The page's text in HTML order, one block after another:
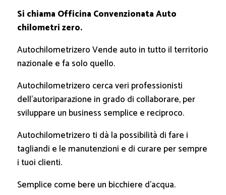
Si chiama Officina Convenzionata Auto
chilometri zero.
Autochilometrizero Vende auto in tutto il territorio
nazionale e fa solo quello.
Autochilometrizero cerca veri professionisti
dell’autoriparazione in grado di collaborare, per
sviluppare un business semplice e reciproco.
Autochilometrizero ti dà la possibilità di fare i
tagliandi e le manutenzioni e di curare per sempre
i tuoi clienti.
Semplice come bere un bicchiere d’acqua.